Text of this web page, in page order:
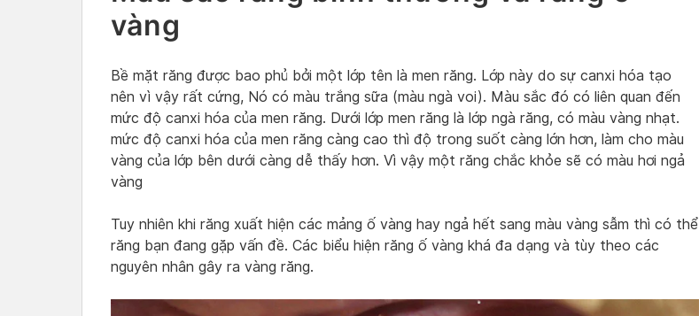
vàng
Bề mặt răng được bao phủ bởi một lớp tên là men răng. Lớp này do sự canxi hóa tạo
nên vì vậy rất cứng, Nó có màu trắng sữa (màu ngà voi). Màu sắc đó có liên quan đến
mức độ canxi hóa của men răng. Dưới lớp men răng là lớp ngà răng, có màu vàng nhạt.
mức độ canxi hóa của men răng càng cao thì độ trong suốt càng lớn hơn, làm cho màu
vàng của lớp bên dưới càng dễ thấy hơn. Vì vậy một răng chắc khỏe sẽ có màu hơi ngả
vàng
Tuy nhiên khi răng xuất hiện các mảng ố vàng hay ngả hết sang màu vàng sẫm thì có thể
răng bạn đang gặp vấn đề. Các biểu hiện răng ố vàng khá đa dạng và tùy theo các
nguyên nhân gây ra vàng răng.